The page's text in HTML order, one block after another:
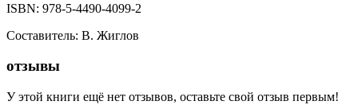
ISBN: 978-5-4490-4099-2
Составитель: В. Жиглов
отзывы
У этой книги ещё нет отзывов, оставьте свой отзыв первым!